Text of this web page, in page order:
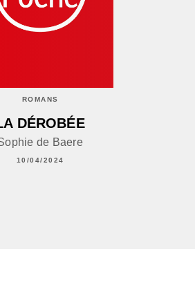
ROMANS
DÉROBÉE
de Baere
10/04/2024